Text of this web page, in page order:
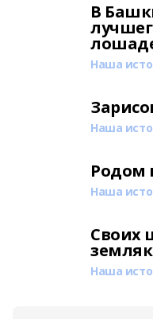
В
Наша
Наша
Родом
Наша
Своих
Наша